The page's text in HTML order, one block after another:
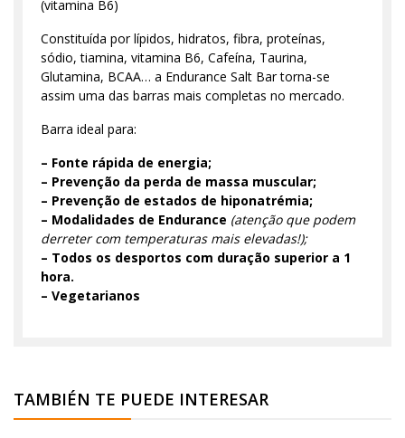
(vitamina B6)
Constituída por lípidos, hidratos, fibra, proteínas,
sódio, tiamina, vitamina B6, Cafeína, Taurina,
Glutamina, BCAA… a Endurance Salt Bar torna-se
assim uma das barras mais completas no mercado.
Barra ideal para:
– Fonte rápida de energia;
– Prevenção da perda de massa muscular;
– Prevenção de estados de hiponatrémia;
– Modalidades de Endurance (atenção que podem
derreter com temperaturas mais elevadas!);
– Todos os desportos com duração superior a 1
hora.
– Vegetarianos
TAMBIÉN TE PUEDE INTERESAR